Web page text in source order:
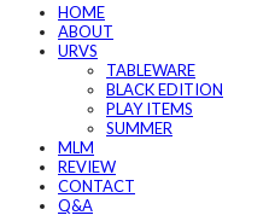
HOME
ABOUT
URVS
TABLEWARE
BLACK EDITION
PLAY ITEMS
SUMMER
MLM
REVIEW
CONTACT
Q&A